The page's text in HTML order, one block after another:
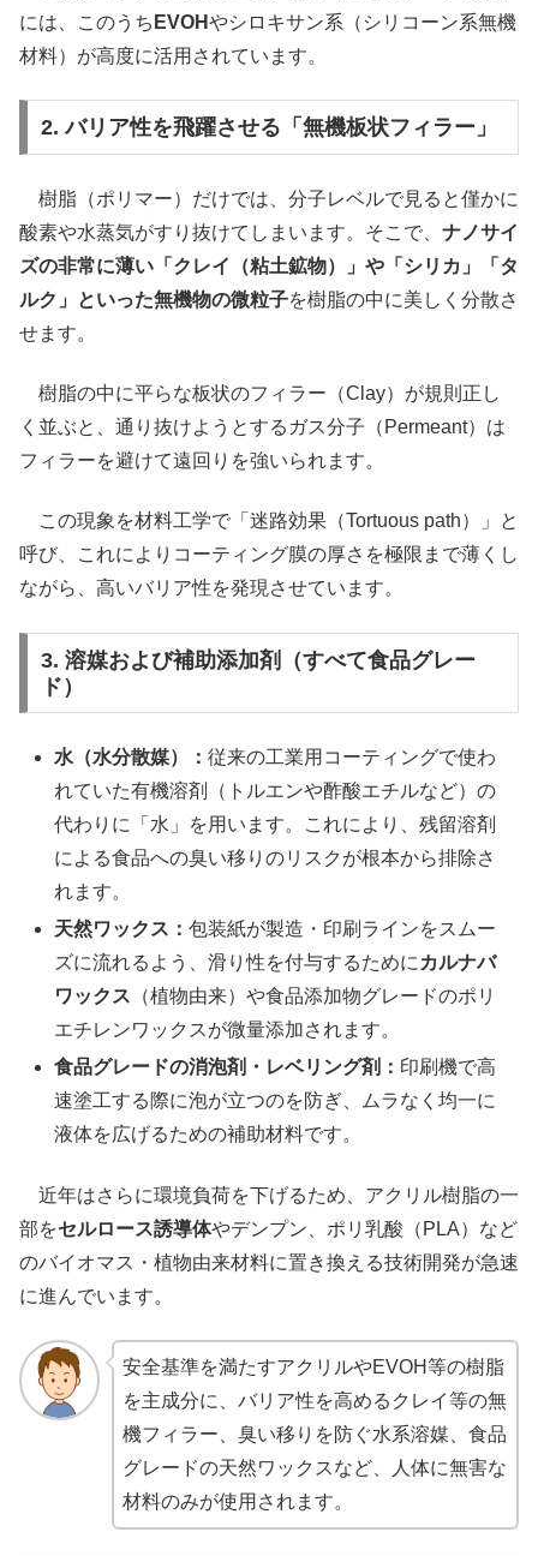
には、このうち EVOHやシロキサン系（シリコーン系無機
材料）が高度に活用されています。
2. バリア性を飛躍させる「無機板状フィラー」
樹脂（ポリマー）だけでは、分子レベルで見ると僅かに
酸素や水蒸気がすり抜けてしまいます。そこで、 ナノサイ
ズの非常に薄い「クレイ（粘土鉱物）」や「シリカ」「タ
ルク」といった無機物の微粒子を樹脂の中に美しく分散さ
せます。
樹脂の中に平らな板状のフィラー（Clay）が規則正し
く並ぶと、通り抜けようとするガス分子（Permeant）は
フィラーを避けて遠回りを強いられます。
この現象を材料工学で「迷路効果（Tortuous path）」と
呼び、これによりコーティング膜の厚さを極限まで薄くし
ながら、高いバリア性を発現させています。
3. 溶媒および補助添加剤（すべて食品グレー
ド）
水（水分散媒）：従来の工業用コーティングで使わ
れていた有機溶剤（トルエンや酢酸エチルなど）の
代わりに「水」を用います。これにより、残留溶剤
による食品への臭い移りのリスクが根本から排除さ
れます。
天然ワックス：包装紙が製造・印刷ラインをスムー
ズに流れるよう、滑り性を付与するために カルナバ
ワックス （植物由来）や食品添加物グレードのポリ
エチレンワックスが微量添加されます。
食品グレードの消泡剤・レベリング剤： 印刷機で高
速塗工する際に泡が立つのを防ぎ、ムラなく均一に
液体を広げるための補助材料です。
近年はさらに環境負荷を下げるため、アクリル樹脂の一
部をセルロース誘導体やデンプン、ポリ乳酸（PLA）など
のバイオマス・植物由来材料に置き換える技術開発が急速
に進んでいます。
安全基準を満たすアクリルやEVOH等の樹脂
を主成分に、バリア性を高めるクレイ等の無
機フィラー、臭い移りを防ぐ水系溶媒、食品
グレードの天然ワックスなど、人体に無害な
材料のみが使用されます。